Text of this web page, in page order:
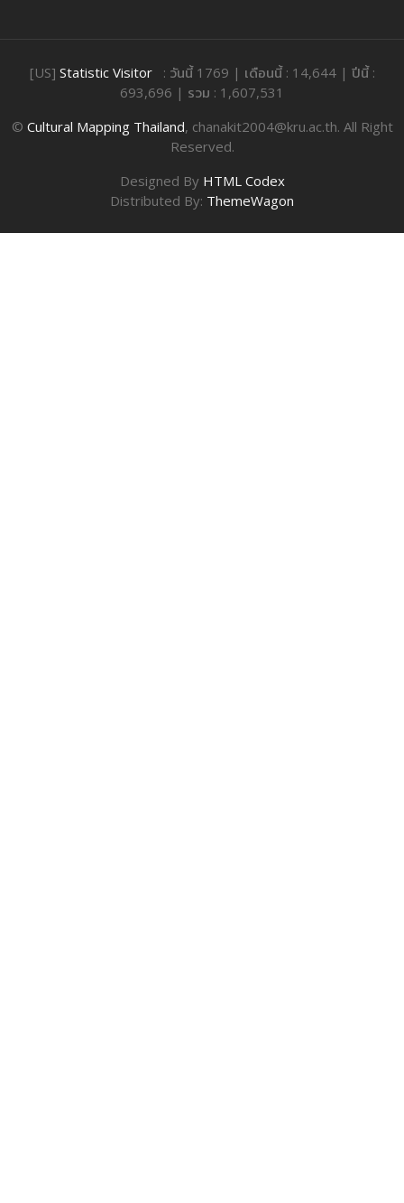
[US] Statistic Visitor: วันนี้ 1769 | เดือนนี้ : 14,644 | ปีนี้ :
693,696 | รวม : 1,607,531
© Cultural Mapping Thailand, chanakit2004@kru.ac.th. All Right
Reserved.
Designed By HTML Codex
Distributed By: ThemeWagon